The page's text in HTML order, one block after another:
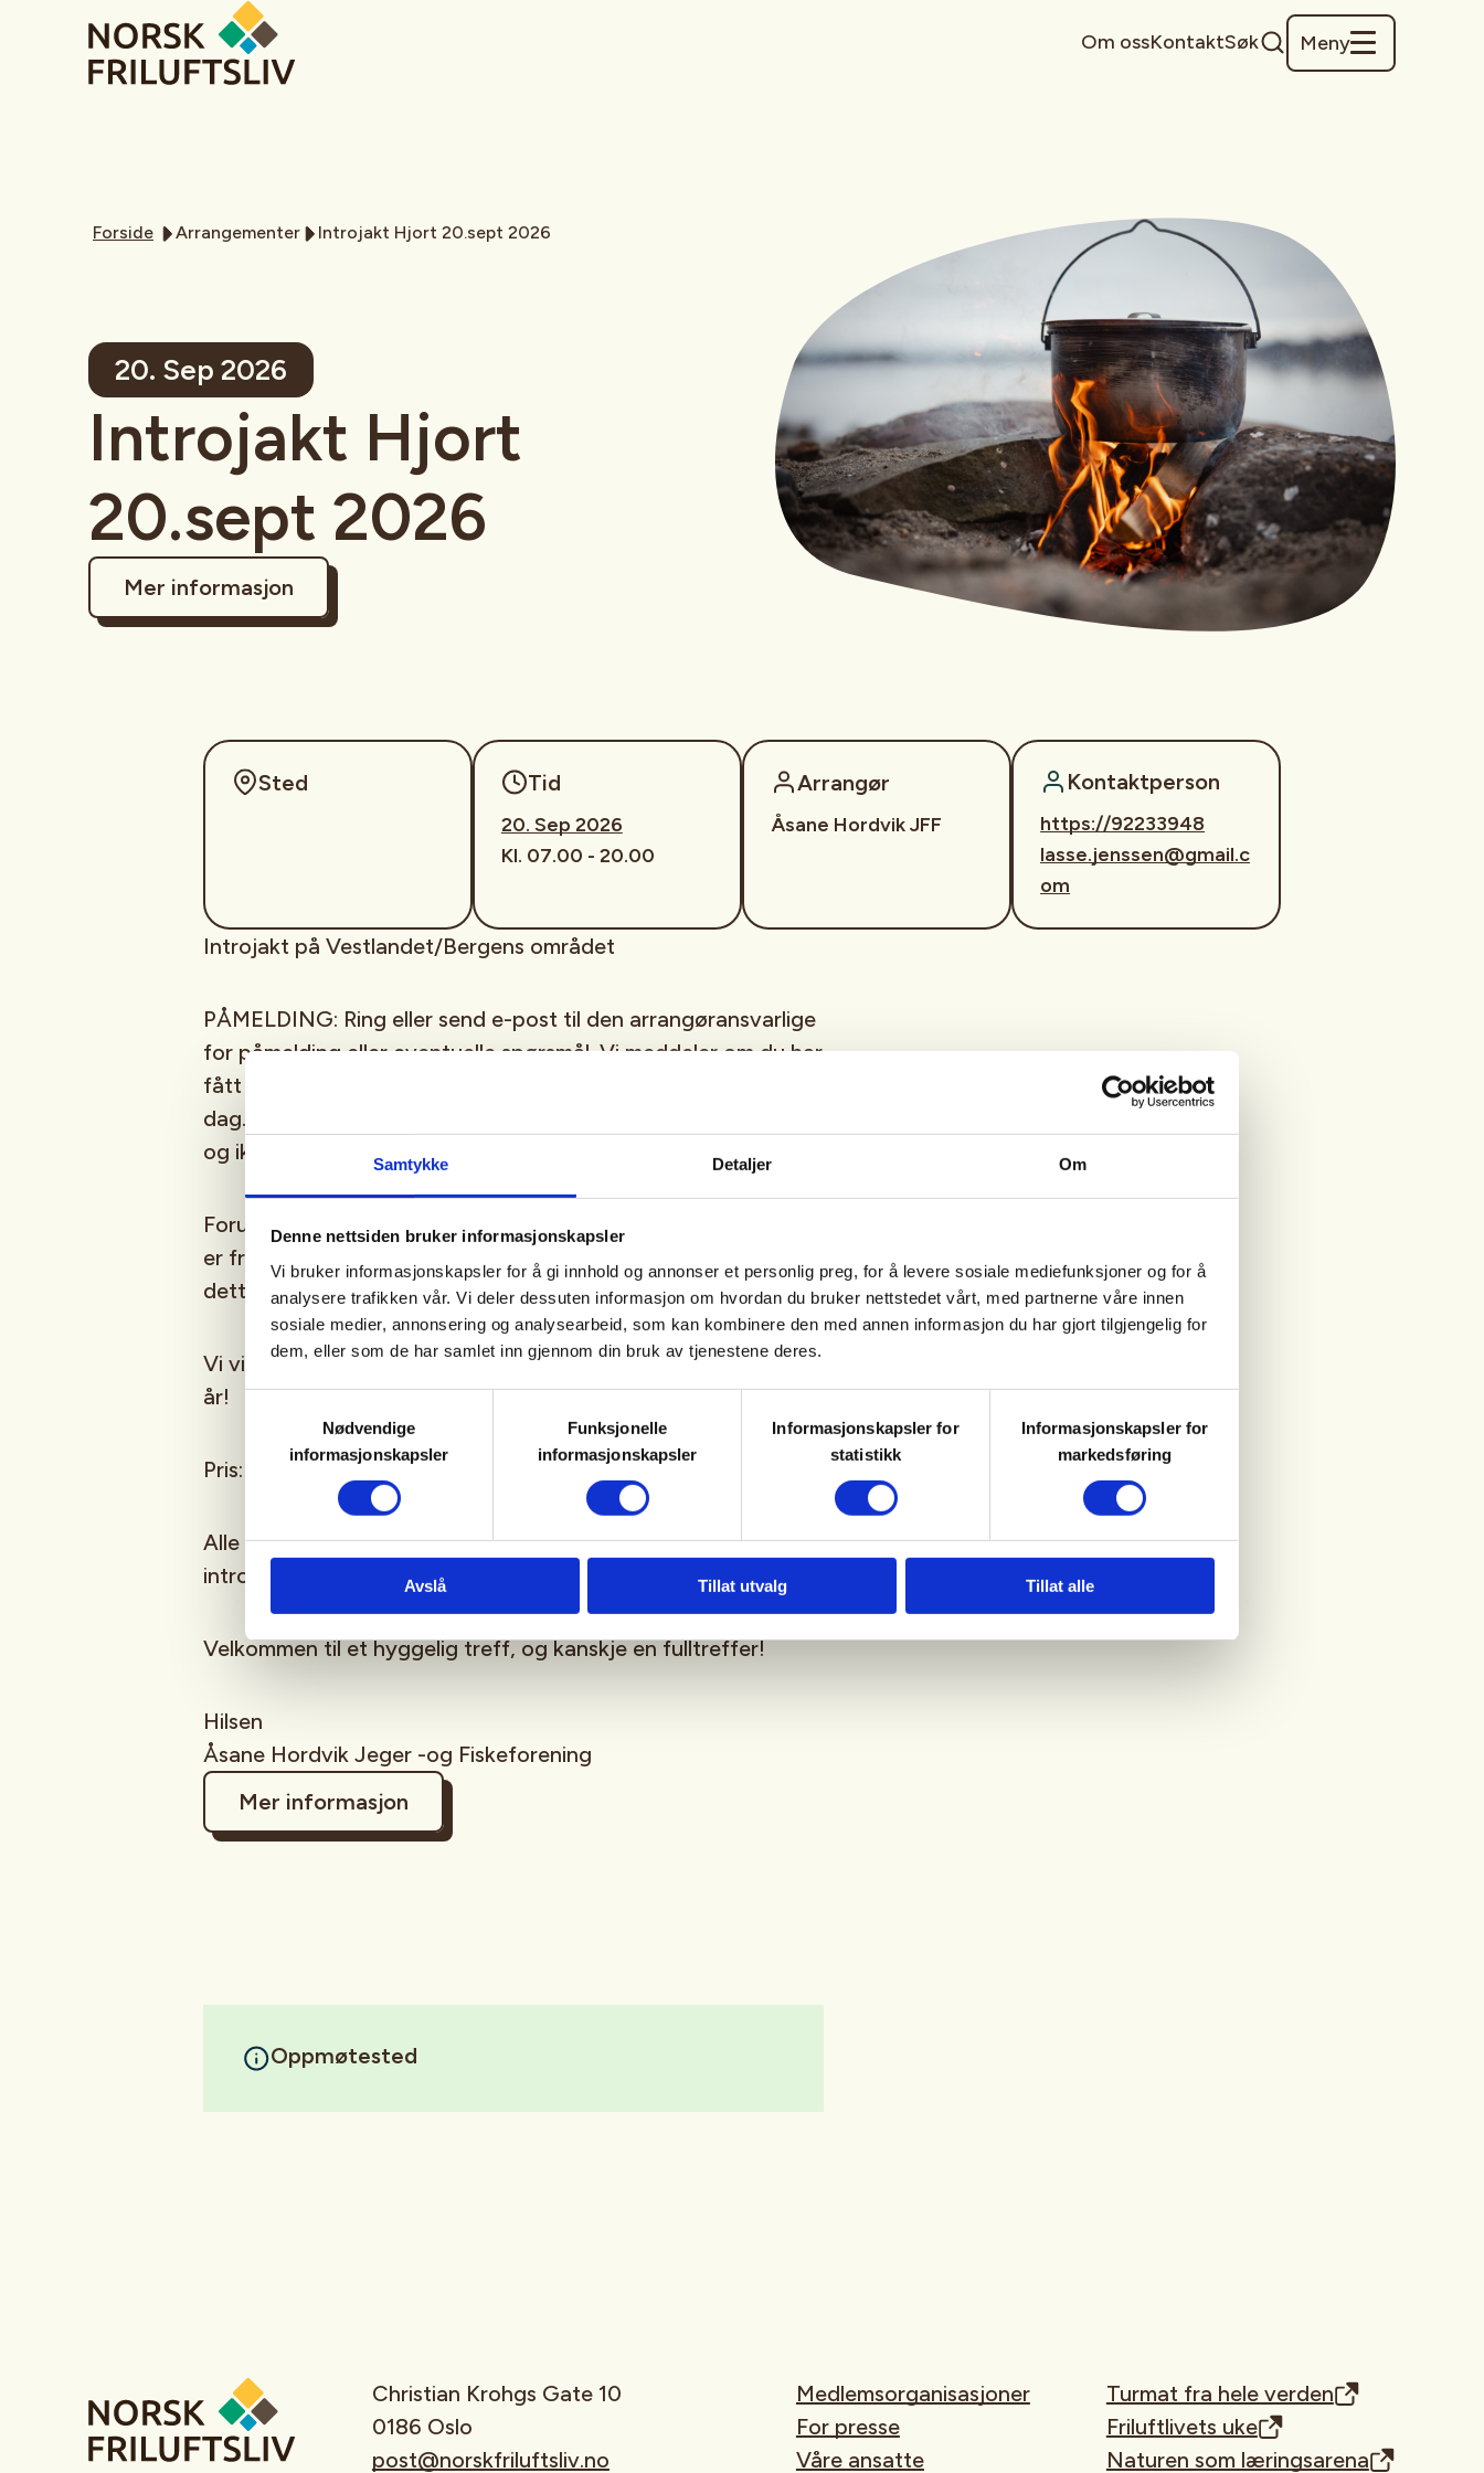
Samtykke Detaljer Om
Denne nettsiden bruker informasjonskapsler
Vi bruker informasjonskapsler for å gi innhold og annonser et personlig preg, for å levere sosiale mediefunksjoner og for å
analysere trafikken vår. Vi deler dessuten informasjon om hvordan du bruker nettstedet vårt, med partnerne våre innen
sosiale medier, annonsering og analysearbeid, som kan kombinere den med annen informasjon du har gjort tilgjengelig for
dem, eller som de har samlet inn gjennom din bruk av tjenestene deres.
Nødvendige
informasjonskapsler
Funksjonelle
informasjonskapsler
Informasjonskapsler for
statistikk
Informasjonskapsler for
markedsføring
Avslå Tillat utvalg Tillat alle
Om ossKontaktSøk Meny
Forside Arrangementer Introjakt Hjort 20.sept 2026
20. Sep 2026
Introjakt Hjort
20.sept 2026
Mer informasjon
Sted Tid
20. Sep 2026
Kl. 07.00 - 20.00
Arrangør
Åsane Hordvik JFF
Kontaktperson
https://92233948
lasse.jenssen@gmail.c
om
Introjakt på Vestlandet/Bergens området
PÅMELDING: Ring eller send e-post til den arrangøransvarlige
for påmelding eller eventuelle spørsmål. Vi meddeler om du har
fått plass. Hvis ikke prøver vi å få deg/dere med en annen
dag. Maksimalt 4 førstegangsjegere, men andre medlemmer
og ikke-medlemmer kan også delta.
Forutsetningen for å bli med på ei spennende hjort/rådyr jakt
er fremlegg av godkjent jegerprøve og godkjent oppskyting,
dette vil bli kontrollert på stedet av jaktleder!
Vi vil utelukkende prioritere førstegangsjegere mellom 16-26
år!
Pris: 750kr for ikke medlem (vipses), gratis for medlem.
Alle som skal være med må være med på et
introduksjonsmøte (via Teams).
Velkommen til et hyggelig treff, og kanskje en fulltreffer!
Hilsen
Åsane Hordvik Jeger -og Fiskeforening
Mer informasjon
Oppmøtested
Christian Krohgs Gate 10
0186 Oslo
post@norskfriluftsliv.no
Medlemsorganisasjoner
For presse
Våre ansatte
Turmat fra hele verden
Friluftlivets uke
Naturen som læringsarena